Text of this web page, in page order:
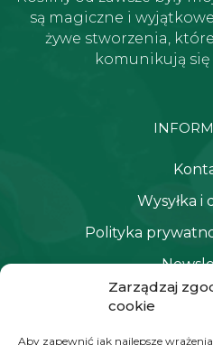
Zarządzaj
cookie
Aby zapewnić jak najlepsze
są magiczne i
żywe stworzenia, które
komunikują się
Wysyłka i
Polityka